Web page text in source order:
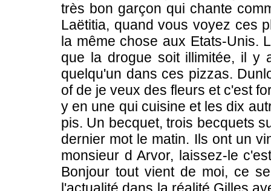
très bon garçon qui chante
Laëtitia, quand vous voyez ces
la même chose aux Etats-Unis.
que la drogue soit illimitée, il y
quelqu'un dans ces pizzas.
of de je veux des fleurs et c'est
y en une qui cuisine et les dix
pis. Un becquet, trois becquets
dernier mot le matin. Ils ont un
monsieur d Arvor, laissez-le
Bonjour tout vient de moi, ce